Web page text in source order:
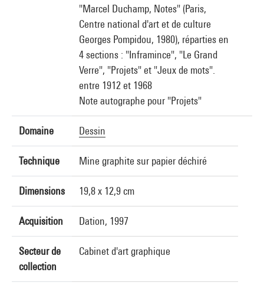
"Marcel Duchamp, Notes" (Paris,
Centre national d'art et de culture
Georges Pompidou, 1980), réparties en
4 sections : "Inframince", "Le Grand
Verre", "Projets" et "Jeux de mots".
entre 1912 et 1968
Note autographe pour "Projets"
Domaine Dessin
Technique Mine graphite sur papier déchiré
Dimensions 19,8 x 12,9 cm
Acquisition Dation, 1997
Secteur de
collection
Cabinet d'art graphique